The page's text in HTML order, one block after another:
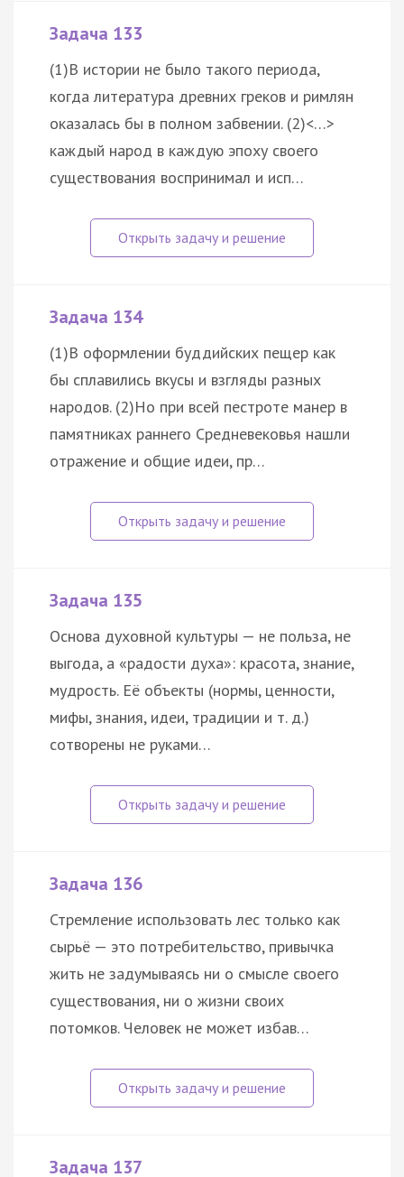
Задача 133
(1)В истории не было такого периода,
когда литература древних греков и римлян
оказалась бы в полном забвении. (2)<…>
каждый народ в каждую эпоху своего
существования воспринимал и исп…
Задача 134
(1)В оформлении буддийских пещер как
бы сплавились вкусы и взгляды разных
народов. (2)Но при всей пестроте манер в
памятниках раннего Средневековья нашли
отражение и общие идеи, пр…
Задача 135
Основа духовной культуры — не польза, не
выгода, а «радости духа»: красота, знание,
мудрость. Её объекты (нормы, ценности,
мифы, знания, идеи, традиции и т. д.)
сотворены не руками…
Задача 136
Стремление использовать лес только как
сырьё — это потребительство, привычка
жить не задумываясь ни о смысле своего
существования, ни о жизни своих
потомков. Человек не может избав…
Задача 137